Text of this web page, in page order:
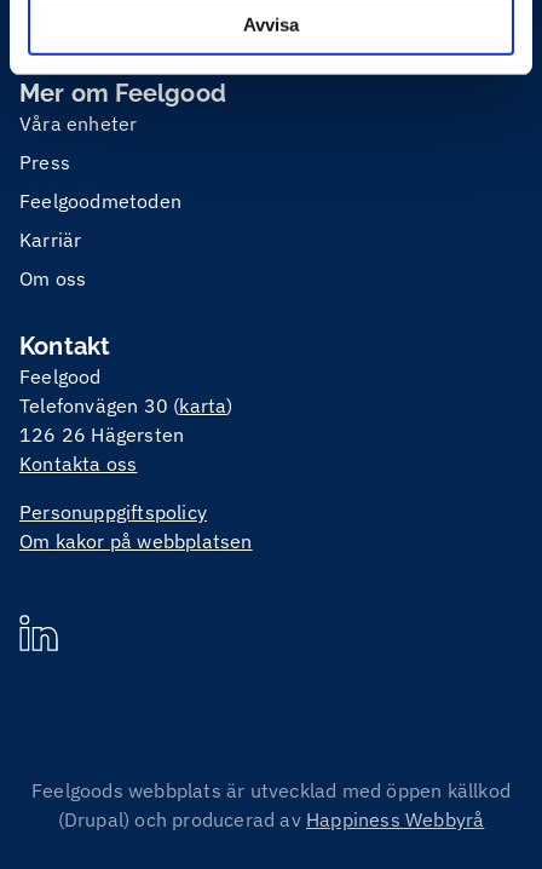
Avvisa
Mer om Feelgood
Våra enheter
Press
Feelgoodmetoden
Karriär
Om oss
Kontakt
Feelgood
Telefonvägen 30 (karta)
126 26 Hägersten
Kontakta oss
Personuppgiftspolicy
Om kakor på webbplatsen
Feelgoods webbplats är utvecklad med öppen källkod
(Drupal) och producerad av Happiness Webbyrå